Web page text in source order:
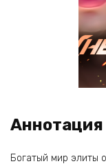
Аннотация
Богатый мир элиты